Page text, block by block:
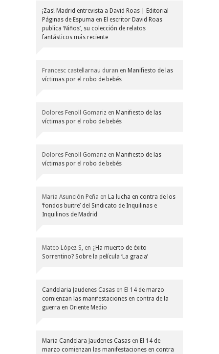
¡Zas! Madrid entrevista a David Roas | Editorial
Páginas de Espuma en El escritor David Roas
publica ‘Niños’, su colección de relatos
fantásticos más reciente
Francesc castellarnau duran en Manifiesto de las
víctimas por el robo de bebés
Dolores Fenoll Gomariz en Manifiesto de las
víctimas por el robo de bebés
Dolores Fenoll Gomariz en Manifiesto de las
víctimas por el robo de bebés
Maria Asunción Peña en La lucha en contra de los
‘fondos buitre’ del Sindicato de Inquilinas e
Inquilinos de Madrid
Mateo López S, en ¿Ha muerto de éxito
Sorrentino? Sobre la película ‘La grazia’
Candelaria Jaudenes Casas en El 14 de marzo
comienzan las manifestaciones en contra de la
guerra en Oriente Medio
Maria Candelara Jaudenes Casas en El 14 de
marzo comienzan las manifestaciones en contra